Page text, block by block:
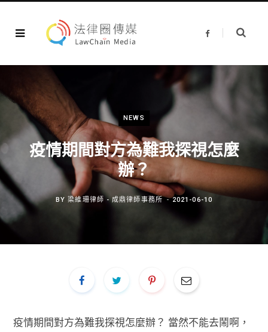
F
b
k
NEWS
疫情期間對方為難我探視怎麼
辦？
BY梁維珊律師 - 成鼎律師事務所 2021-06-10
疫情期間對方為難我探視怎麼辦？ 當然不能去鬧啊，